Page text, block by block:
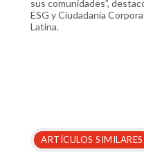
sus comunidades”,
ESG y Ciudadanía
Latina.
ARTÍCULOS SIMILARES